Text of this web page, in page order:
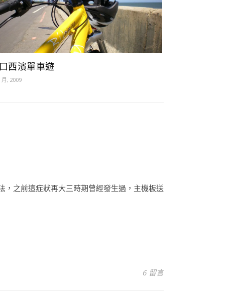
西濱單車遊
月, 2009
之前這症狀再大三時期曾經發生過，主機板送
6 留言